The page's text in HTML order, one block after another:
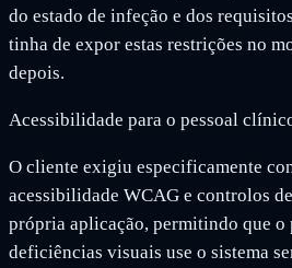
do estado de infeção e dos
tinha de expor estas restrições no
depois.
Acessibilidade para o pessoal
O cliente exigiu especificamente
acessibilidade WCAG e controlos
própria aplicação, permitindo que o
deficiências visuais use o sistema